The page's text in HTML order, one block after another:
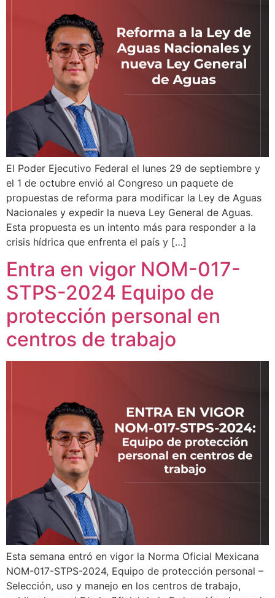
El Poder Ejecutivo Federal el lunes 29 de septiembre y
el 1 de octubre envió al Congreso un paquete de
propuestas de reforma para modificar la Ley de Aguas
Nacionales y expedir la nueva Ley General de Aguas.
Esta propuesta es un intento más para responder a la
crisis hídrica que enfrenta el país y […]
Entra en vigor NOM-017-
STPS-2024 Equipo de
protección personal en
centros de trabajo
Esta semana entró en vigor la Norma Oficial Mexicana
NOM-017-STPS-2024, Equipo de protección personal –
Selección, uso y manejo en los centros de trabajo,